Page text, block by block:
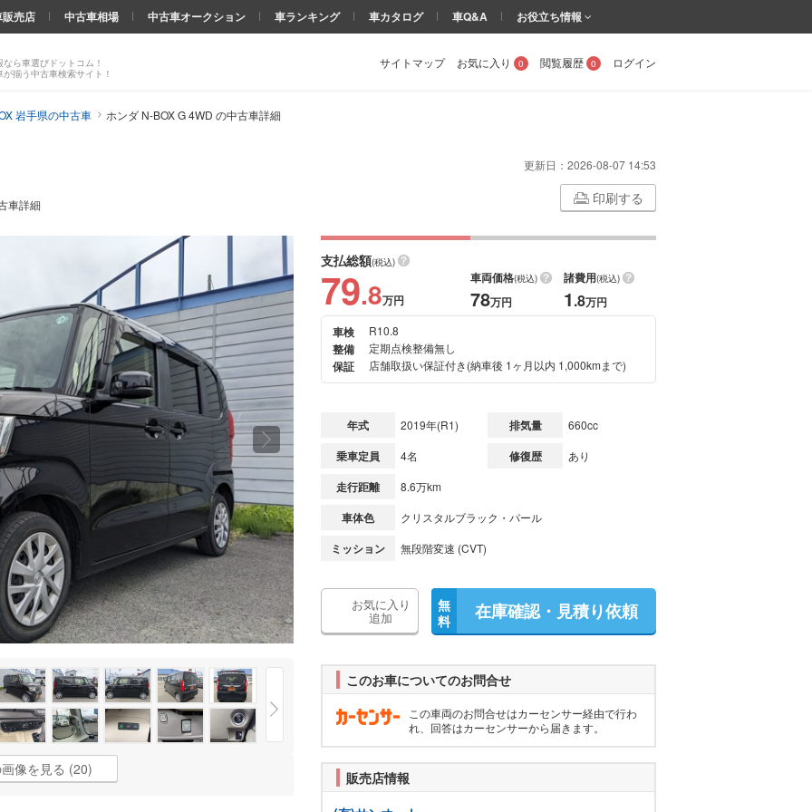
ら車選びドットコム！
揃う中古車検索サイト！
サイトマップ お気に入り 0 閲覧履歴 0 ログイン
売店 中古車相場 中古車オークション 車ランキング 車カタログ 車Q&A お役立ち情報
岩手県の中古車 ホンダ N-BOX G 4WD の中古車詳細
更新日： 2026-08-07 14:53
車詳細 印刷する
次の
画像
像を見る (20)
支払総額(税込)
79.8万円
車両価格(税込)
78万円
諸費用(税込)
1.8万円
車検
R10.8
整備 定期点検整備無し
保証 店舗取扱い保証付き(納車後 1ヶ月以内 1,000kmまで)
年式 2019年(R1) 排気量 660cc
乗車定員 4名 修復歴 あり
走行距離 8.6万km
車体色 クリスタルブラック・パール
ミッション 無段階変速 (CVT)
お気に入り
追加
無
料
在庫確認・見積り依頼
このお車についてのお問合せ
この車両のお問合せはカーセンサー経由で行わ
れ、回答はカーセンサーから届きます。
販売店情報